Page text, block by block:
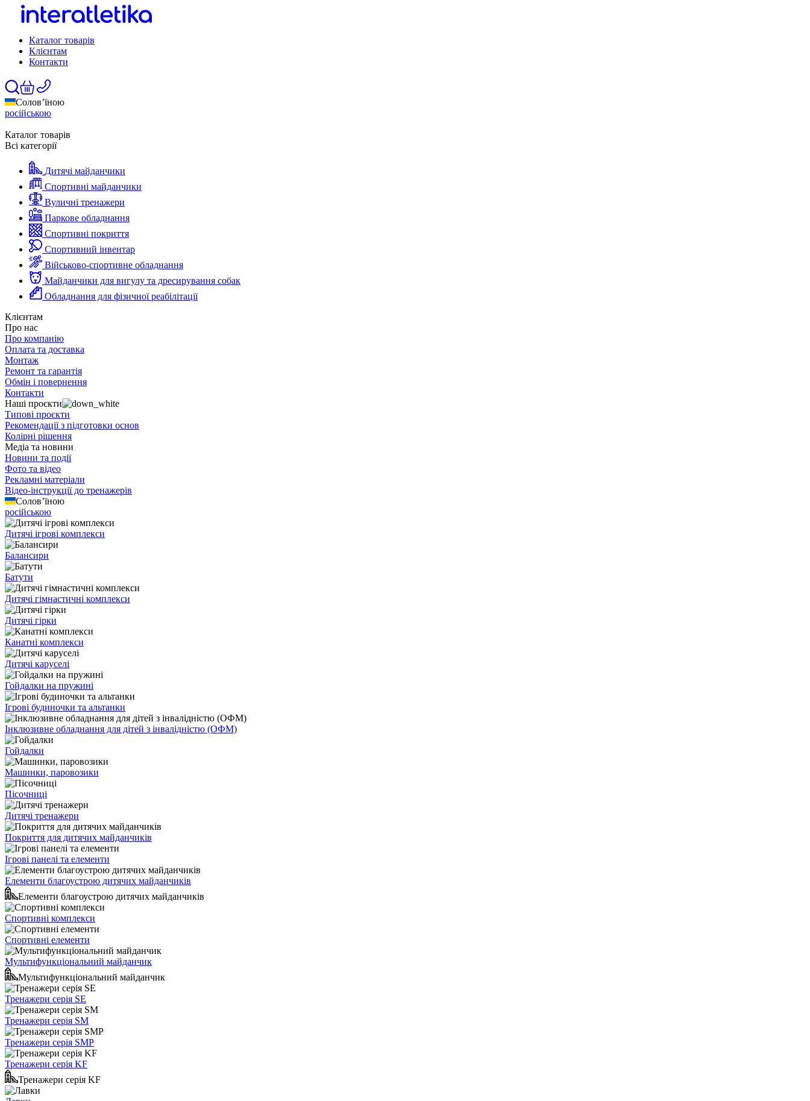
Каталог товарів
Клієнтам
Контакти
Солов’їною
російською
Каталог товарів
Всі категорії
Дитячі майданчики
Спортивні майданчики
Вуличні тренажери
Паркове обладнання
Спортивні покриття
Спортивний інвентар
Військово-спортивне обладнання
Майданчики для вигулу та дресирування собак
Обладнання для фізичної реабілітації
Клієнтам
Про нас
Про компанію
Оплата та доставка
Монтаж
Ремонт та гарантія
Обмін і повернення
Контакти
Наші проєкти
Типові проєкти
Рекомендації з підготовки основ
Колірні рішення
Медіа та новини
Новини та події
Фото та відео
Рекламні матеріали
Відео-інструкції до тренажерів
Солов’їною
російською
Дитячі ігрові комплекси
Балансири
Батути
Дитячі гімнастичні комплекси
Дитячі гірки
Канатні комплекси
Дитячі каруселі
Гойдалки на пружині
Ігрові будиночки та альтанки
Інклюзивне обладнання для дітей з інвалідністю (ОФМ)
Гойдалки
Машинки, паровозики
Пісочниці
Дитячі тренажери
Покриття для дитячих майданчиків
Ігрові панелі та елементи
Елементи благоустрою дитячих майданчиків
Елементи благоустрою дитячих майданчиків
Спортивні комплекси
Спортивні елементи
Мультифункціональний майданчик
Мультифункціональний майданчик
Тренажери серія SE
Тренажери серія SM
Тренажери серія SMP
Тренажери серія KF
Тренажери серія KF